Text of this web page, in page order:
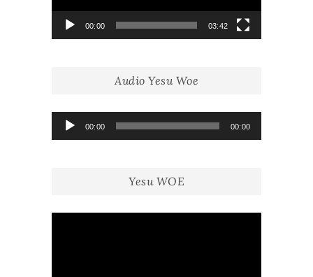
00:00 03:42
Audio Yesu Woe
Lecteur
audio
00:00 00:00
Yesu WOE